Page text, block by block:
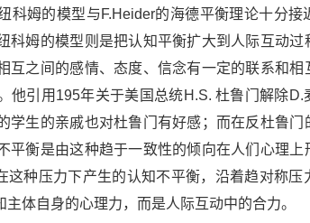
科姆的模型与F.Heider的海德平衡理论十分接
科姆的模型则是把认知平衡扩大到人际互动过
互之间的感情、态度、信念有一定的联系和相
他引用195年关于美国总统H.S. 杜鲁门解除D.
学生的亲戚也对杜鲁门有好感；而在反杜鲁门
平衡是由这种趋于一致性的倾向在人们心理上
种压力下产生的认知不平衡，沿着趋对称压
体自身的心理力，而是人际互动中的合力。